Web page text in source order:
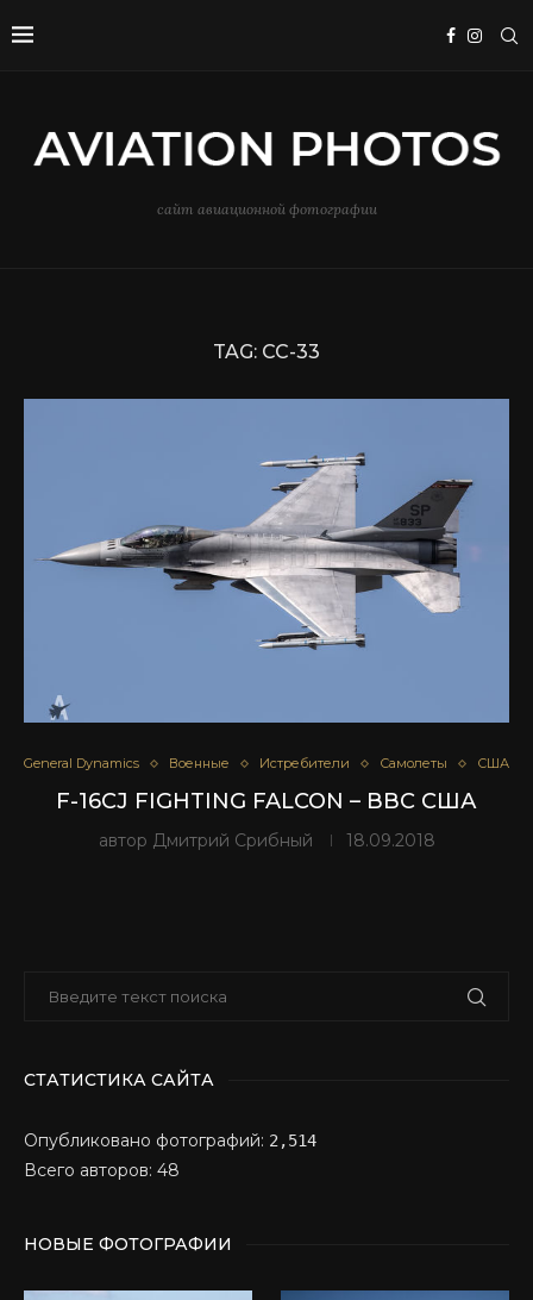
сайт авиационной фотографии
TAG: CC-33
General Dynamics Военные Истребители Самолеты США
F-16CJ FIGHTING FALCON – ВВС США
автор Дмитрий Срибный 18.09.2018
СТАТИСТИКА САЙТА
Опубликовано фотографий: 2,514
Всего авторов: 48
НОВЫЕ ФОТОГРАФИИ